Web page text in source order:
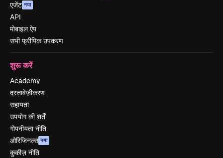
एजेंट नया
API
मोबाइल ऐप
सभी फ्रीपिक उपकरण
शुरू करें
Academy
दस्तावेज़ीकरण
सहायता
उपयोग की शर्तें
गोपनीयता नीति
ओरिजिनल्स नया
कुकीज़ नीति